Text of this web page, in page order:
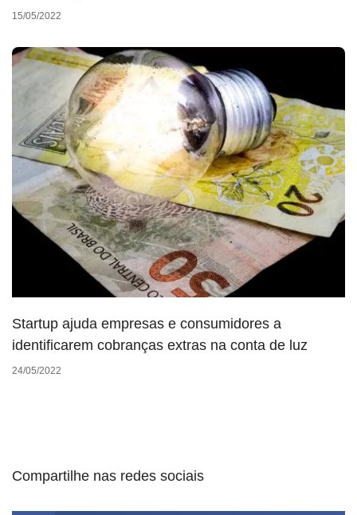
15/05/2022
Startup ajuda empresas e consumidores a
identificarem cobranças extras na conta de luz
24/05/2022
Compartilhe nas redes sociais